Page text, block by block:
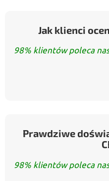
Jak klienci
98% klientów poleca
Prawdziwe
98% klientów poleca